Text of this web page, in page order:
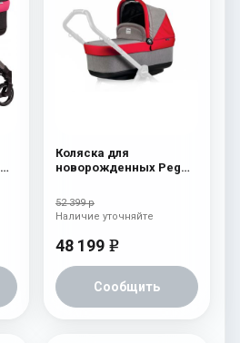
Коляска для
новорожденных Peg
Pop-Up) Tulip
52 399 р
48 199 e
Сообщить
Наличие уточняйте